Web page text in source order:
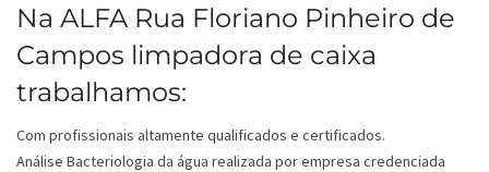
Na ALFA Rua Floriano Pinheiro de
Campos limpadora de caixa
trabalhamos:
Com profissionais altamente qualificados e certificados.
Análise Bacteriologia da água realizada por empresa credenciada